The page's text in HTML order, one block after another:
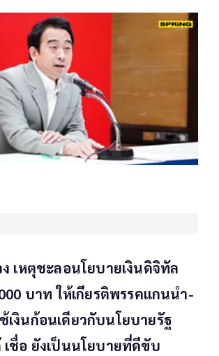
เหตุชะลอนโยบายเงินดิจิทัล
บาท ให้เกียรติพรรคแกนนำ-
เงินก้อนเดียวกับนโยบายรัฐ
เชื่อ ยังเป็นนโยบายที่ดีขับ